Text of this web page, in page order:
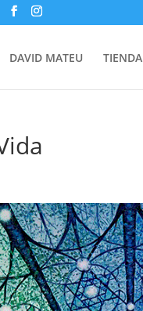
DAVID MATEU TIENDA